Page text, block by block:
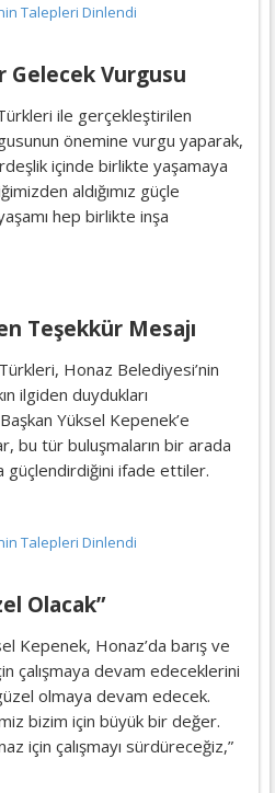
Vurgusu
ile gerçekleştirilen
önemine vurgu yaparak,
içinde birlikte yaşamaya
aldığımız güçle
hep birlikte inşa
Teşekkür Mesajı
Honaz Belediyesi’nin
ilgiden duydukları
Yüksel Kepenek’e
bu tür buluşmaların bir arada
güçlendirdiğini ifade ettiler.
Olacak”
Kepenek, Honaz’da barış ve
çalışmaya devam edeceklerini
olmaya devam edecek.
bizim için büyük bir değer.
için çalışmayı sürdüreceğiz,”